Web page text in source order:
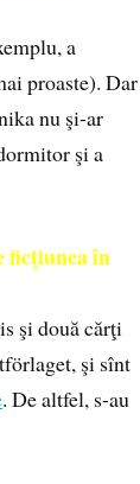
a
proaste). Dar
nu şi-ar
şi a
ficţiunea în
şi două cărţi
şi sînt
. De altfel, s-au